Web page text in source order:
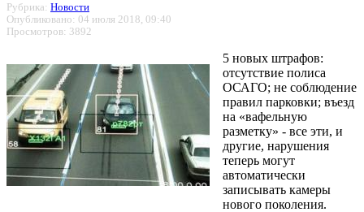
Рубрика: Новости
Опубликовано: 04 июля 2018, 09:40
Просмотров: 3892
5 новых штрафов:
отсутствие полиса
ОСАГО; не соблюдение
правил парковки; въезд
на «вафельную
разметку» - все эти, и
другие, нарушения
теперь могут
автоматически
записывать камеры
нового поколения.